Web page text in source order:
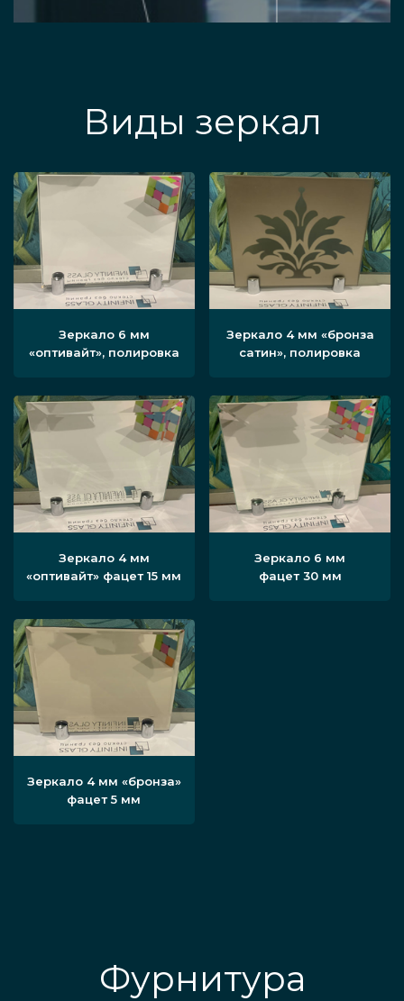
Виды зеркал
Зеркало 6 мм
«оптивайт», полировка
Зеркало 4 мм «бронза
сатин», полировка
Зеркало 4 мм
«оптивайт» фацет 15 мм
Зеркало 6 мм
фацет 30 мм
Зеркало 4 мм «бронза»
фацет 5 мм
Фурнитура